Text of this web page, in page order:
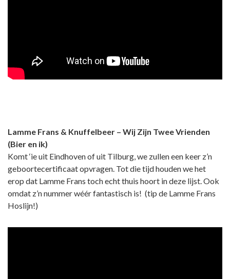
Lamme Frans & Knuffelbeer – Wij Zijn Twee Vrienden
(Bier en ik)
Komt ‘ie uit Eindhoven of uit Tilburg, we zullen een keer z’n
geboortecertificaat opvragen. Tot die tijd houden we het
erop dat Lamme Frans toch echt thuis hoort in deze lijst. Ook
omdat z’n nummer wéér fantastisch is! (tip de Lamme Frans
Hoslijn!)